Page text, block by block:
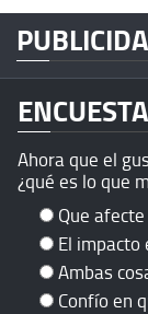
ENCUESTA
Ahora que el
¿qué es lo que
Que
El impacto
Ambas
Confío en